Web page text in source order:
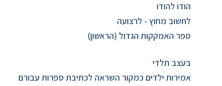
הודו להודו
לחשוב מחוץ - לרצועה
ספר האמקקות הגדול (הראשון)
בעצב תלדי
אמירות ילדים כמקור השראה לכתיבת ספרות עבורם